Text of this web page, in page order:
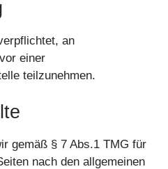
an
einer
teilzunehmen.
gemäß § 7 Abs.1 TMG für
nach den allgemeinen